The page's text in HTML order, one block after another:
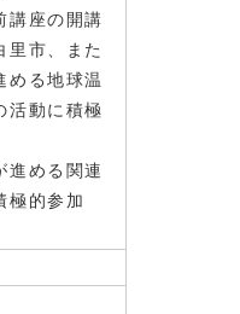
講座の開講
市、また
める地球温
活動に積極
める関連
極的参加